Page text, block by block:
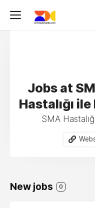
Jobs at
Hastalığı
SMA
New jobs 0